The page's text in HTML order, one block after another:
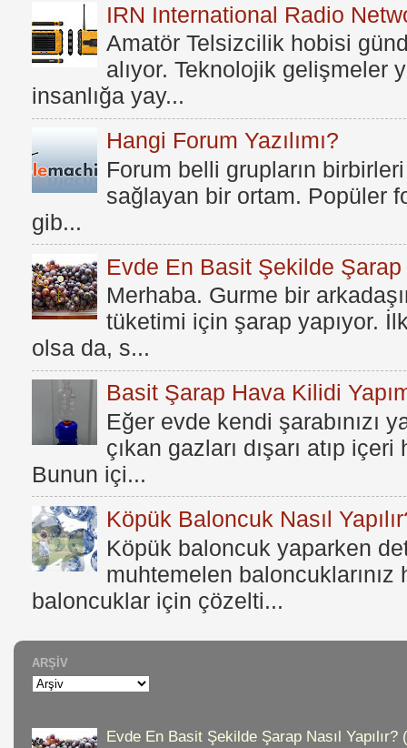
IRN International Radio
Amatör Telsizcilik hobisi
alıyor. Teknolojik gelişmeler
insanlığa yay...
Hangi Forum Yazılımı?
Forum belli grupların
sağlayan bir ortam. Popüler
gib...
Evde En Basit Şekilde Şarap
Merhaba. Gurme bir
tüketimi için şarap yapıyor.
olsa da, s...
Basit Şarap Hava Kilidi
Eğer evde kendi şarabınızı
çıkan gazları dışarı atıp
Bunun içi...
Köpük Baloncuk Nasıl
Köpük baloncuk yaparken
muhtemelen baloncuklarınız
baloncuklar için çözelti...
ARŞIV
Evde En Basit Şekilde Şarap Nasıl Yapılır?